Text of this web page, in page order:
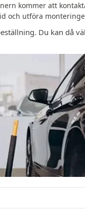
kommer att
och utföra
Du kan då